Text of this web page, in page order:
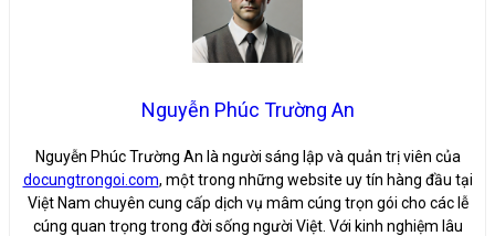
Nguyễn Phúc Trường An
Nguyễn Phúc Trường An là người sáng lập và quản trị viên của
docungtrongoi.com, một trong những website uy tín hàng đầu tại
Việt Nam chuyên cung cấp dịch vụ mâm cúng trọn gói cho các lễ
cúng quan trọng trong đời sống người Việt. Với kinh nghiệm lâu